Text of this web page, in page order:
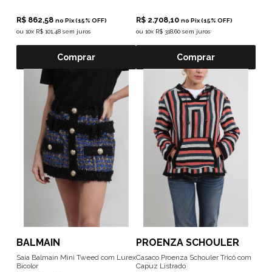
R$ 862,58 no Pix (15% OFF)
ou 10x R$ 101,48 sem juros
Comprar
R$ 2.708,10 no Pix (15% OFF)
ou 10x R$ 318,60 sem juros
Comprar
BALMAIN
Saia Balmain Mini Tweed com Lurex
Bicolor
PROENZA SCHOULER
Casaco Proenza Schouler Tricô com
Capuz Listrado